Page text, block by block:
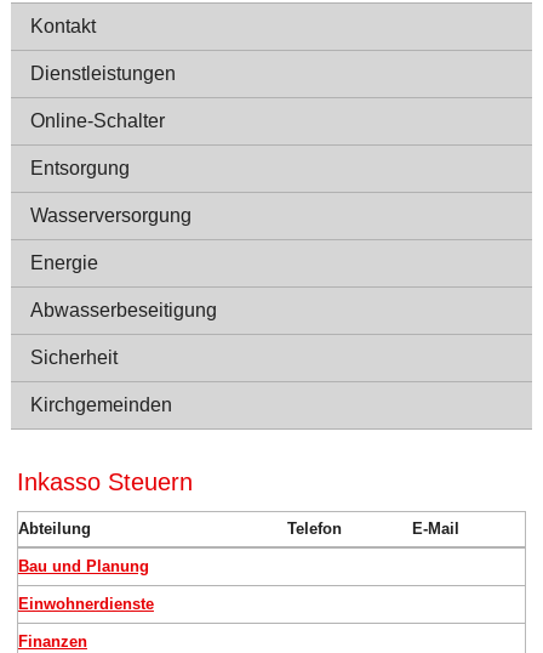
Kontakt
Dienstleistungen
Online-Schalter
Entsorgung
Wasserversorgung
Energie
Abwasserbeseitigung
Sicherheit
Kirchgemeinden
Inkasso Steuern
Abteilung Telefon E-Mail
Bau und Planung
Einwohnerdienste
Finanzen